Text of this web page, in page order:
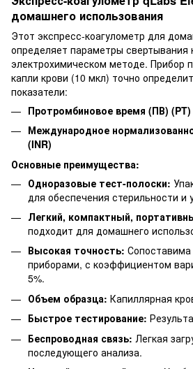
домашнего использования
Этот экспресс-коагулометр для
определяет параметры свертывания
электрохимическом методе. Прибор
капли крови (10 мкл) точно
показатели:
Протромбиновое время (ПВ) (PT)
Международное
(INR)
Основные преимущества:
Одноразовые тест-полоски:
для обеспечения стерильности и
Легкий, компактный,
подходит для домашнего
Высокая точность:
приборами, с коэффициентом
5%.
Объем образца: Капиллярная
Быстрое тестирование:
Беспроводная связь: Легкая
последующего анализа.